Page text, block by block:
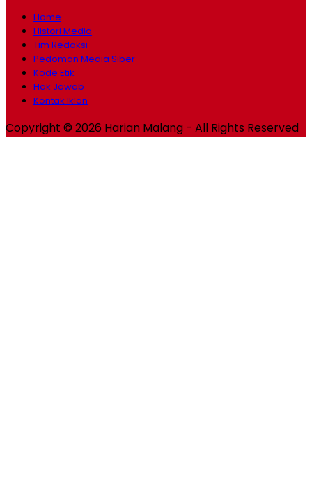
Home
Histori Media
Tim Redaksi
Pedoman Media Siber
Kode Etik
Hak Jawab
Kontak Iklan
Copyright © 2026 Harian Malang - All Rights Reserved